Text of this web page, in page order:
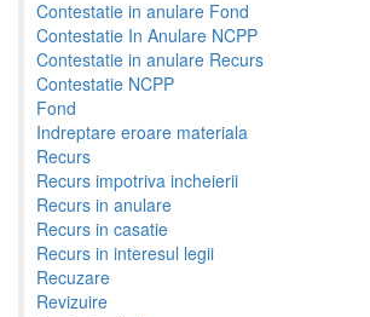
Contestatie in anulare Fond
Contestatie In Anulare NCPP
Contestatie in anulare Recurs
Contestatie NCPP
Fond
Indreptare eroare materiala
Recurs
Recurs impotriva incheierii
Recurs in anulare
Recurs in casatie
Recurs in interesul legii
Recuzare
Revizuire